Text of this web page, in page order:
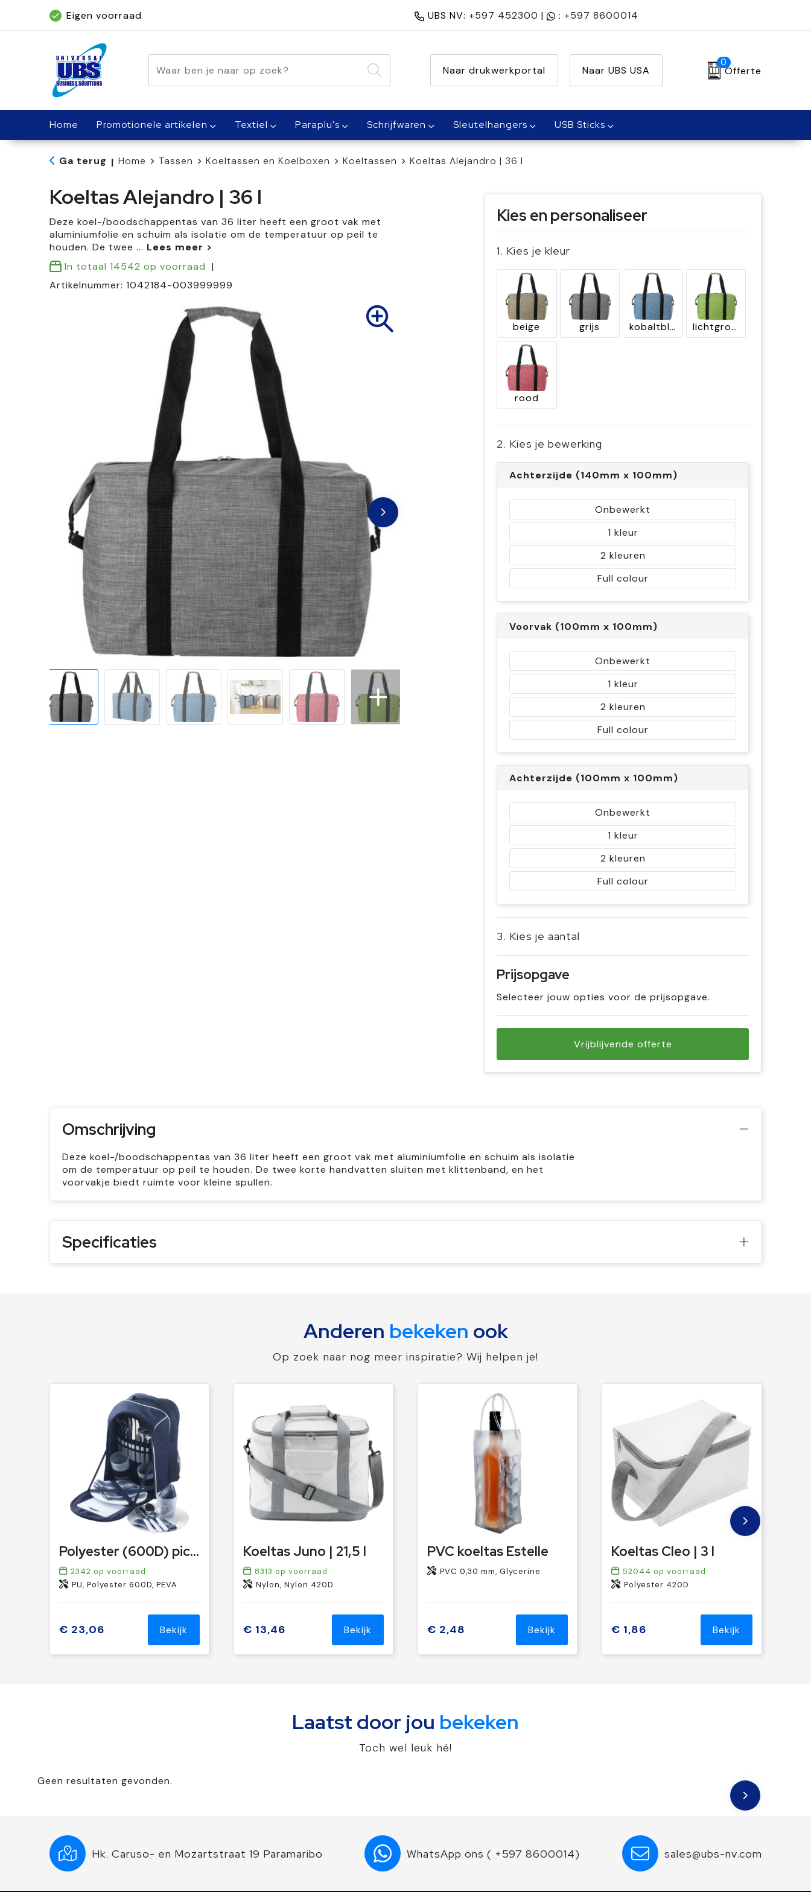
Eigen voorraad
Geleverd binnen 5 dagen, met spoed binnen 1 dag
UBS NV: +597 452300 | : +597 8600014
Naar drukwerkportal Naar UBS USA
0
Offerte
Home Promotionele artikelen Textiel Paraplu's Schrijfwaren Sleutelhangers USB Sticks
Ga terug | Home Tassen Koeltassen en Koelboxen Koeltassen Koeltas Alejandro | 36 l
Koeltas Alejandro | 36 l
Deze koel-/boodschappentas van 36 liter heeft een groot vak met
aluminiumfolie en schuim als isolatie om de temperatuur op peil te
houden. De twee ...
In totaal 14542 op voorraad
Artikelnummer: 1042184-003999999
Kies en personaliseer
1. Kies je kleur
beige grijs kobaltblauw lichtgroen
rood
2. Kies je bewerking
Achterzijde (140mm x 100mm)
Onbewerkt
1
2
Full colour
Voorvak (100mm x 100mm)
Onbewerkt
1
2
Full colour
Achterzijde (100mm x 100mm)
Onbewerkt
1
2
Full colour
3. Kies je aantal
Prijsopgave
Selecteer jouw opties voor de prijsopgave.
Vrijblijvende offerte
Omschrijving
Deze koel-/boodschappentas van 36 liter heeft een groot vak met aluminiumfolie en schuim als isolatie
om de temperatuur op peil te houden. De twee korte handvatten sluiten met klittenband, en het
voorvakje biedt ruimte voor kleine spullen.
Specificaties
Anderen bekeken ook
Op zoek naar nog meer inspiratie? Wij helpen je!
Polyester (600D) picknick rugtas Neo
2342 op voorraad
PU, Polyester 600D, PEVA
€ 23,06 Bekijk
Koeltas Juno | 21,5 l
8313 op voorraad
Nylon, Nylon 420D
€ 13,46 Bekijk
PVC koeltas Estelle
PVC 0,30 mm, Glycerine
€ 2,48 Bekijk
Koeltas Cleo | 3 l
52044 op voorraad
Polyester 420D
€ 1,86 Bekijk
Laatst door jou bekeken
Toch wel leuk hé!
Geen resultaten gevonden.
Hk. Caruso- en Mozartstraat 19 Paramaribo WhatsApp ons ( +597 8600014) sales@ubs-nv.com